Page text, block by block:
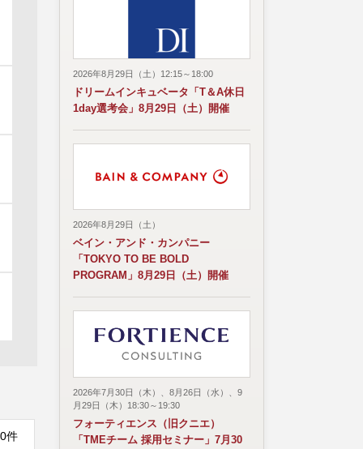
件
2026年8月29日（土）12:15～18:00
ドリームインキュベータ「T＆A休日
1day選考会」8月29日（土）開催
2026年8月29日（土）
ベイン・アンド・カンパニー
「TOKYO TO BE BOLD
PROGRAM」8月29日（土）開催
2026年7月30日（木）、8月26日（水）、9
月29日（木）18:30～19:30
フォーティエンス（旧クニエ）
「TMEチーム 採用セミナー」7月30